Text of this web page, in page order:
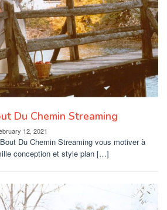
Du Chemin Streaming
12, 2021
Du Chemin Streaming vous motiver à
conception et style plan […]